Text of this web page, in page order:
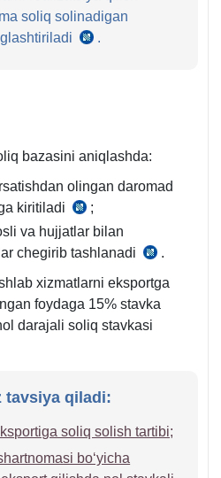
soliq solinadigan
SK
.
bazasini aniqlashda:
olingan daromad
kiritiladi
SK
297-
m.
3-
1-
;
va hujjatlar bilan
chegirib tashlanadi
SK
305-
m.
1-
.
хizmatlarni eksportga
foydaga 15% stavka
darajali soliq stavkasi
tavsiya qiladi:
soliq solish tartibi;
boʻyicha